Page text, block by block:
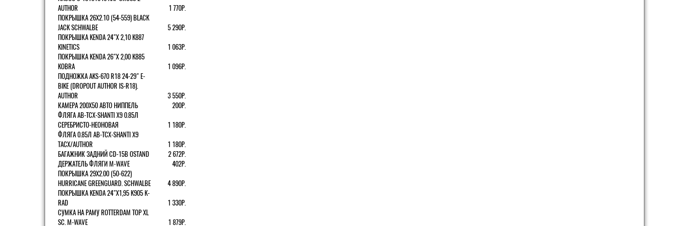
AUTHOR
1 770Р.
ПОКРЫШКА 26X2.10 (54-559) BLACK
JACK SCHWALBE
5 290Р.
ПОКРЫШКА KENDA 24"Х 2,10 K887
KINETICS
1 063Р.
ПОКРЫШКА KENDA 26"Х 2,00 K885
KOBRA
1 096Р.
ПОДНОЖКА AKS-670 R18 24-29" E-
BIKE (DROPOUT AUTHOR IS-R18).
AUTHOR
3 550Р.
КАМЕРА 200Х50 АВТО НИППЕЛЬ
200Р.
ФЛЯГА AB-TCX-SHANTI X9 0.85Л
СЕРЕБРИСТО-НЕОНОВАЯ
1 180Р.
ФЛЯГА 0.85Л AB-TCX-SHANTI X9
TACX/AUTHOR
1 180Р.
БАГАЖНИК ЗАДНИЙ CD-15B OSTAND
2 672Р.
ДЕРЖАТЕЛЬ ФЛЯГИ M-WAVE
402Р.
ПОКРЫШКА 29X2.00 (50-622)
HURRICANE GREENGUARD. SCHWALBE
4 890Р.
ПОКРЫШКА KENDA 24"Х1,95 K905 K-
RAD
1 330Р.
СУМКА НА РАМУ ROTTERDAM TOP XL
SC. M-WAVE
1 879Р.